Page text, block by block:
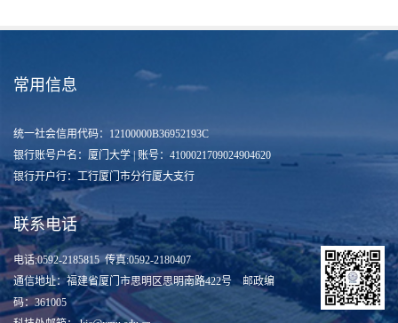
常用信息
统一社会信用代码：12100000B36952193C
银行账号户名：厦门大学 | 账号：4100021709024904620
银行开户行：工行厦门市分行厦大支行
联系电话
电话:0592-2185815 传真:0592-2180407
通信地址：福建省厦门市思明区思明南路422号 邮政编
码：361005